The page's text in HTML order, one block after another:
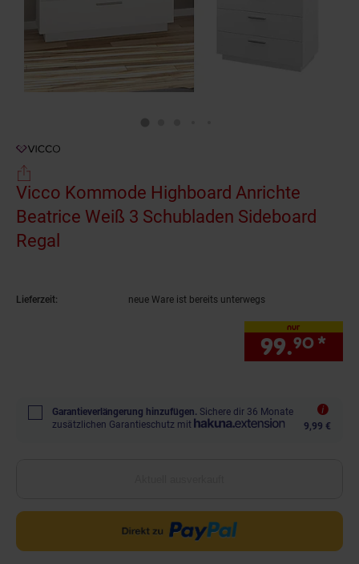
Vicco Kommode Highboard Anrichte
Beatrice Weiß 3 Schubladen Sideboard
Regal
Lieferzeit: neue Ware ist bereits unterwegs
nur
99.90 *
Garantieverlängerung hinzufügen. Sichere dir 36 Monate
zusätzlichen Garantieschutz mit
9,99 €